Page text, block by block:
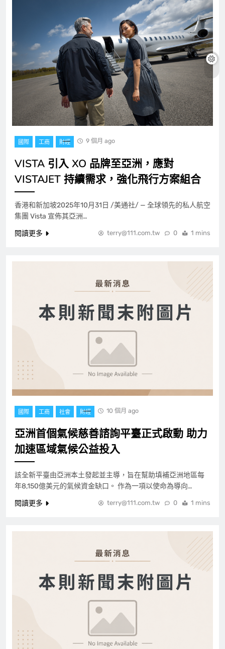
國際 工商 財經 9 個月 ago
VISTA 引入 XO 品牌至亞洲，應對
VISTAJET 持續需求，強化飛行方案組合
香港和新加坡2025年10月31日 /美通社/ — 全球領先的私人航空
集團 Vista 宣佈其亞洲…
閱讀更多
terry@111.com.tw 0 1 mins
國際 工商 社會 財經 10 個月 ago
亞洲首個氣候慈善諮詢平臺正式啟動 助力
加速區域氣候公益投入
該全新平臺由亞洲本土發起並主導，旨在幫助填補亞洲地區每
年8,150億美元的氣候資金缺口。 作為一項以使命為導向…
閱讀更多
terry@111.com.tw 0 1 mins